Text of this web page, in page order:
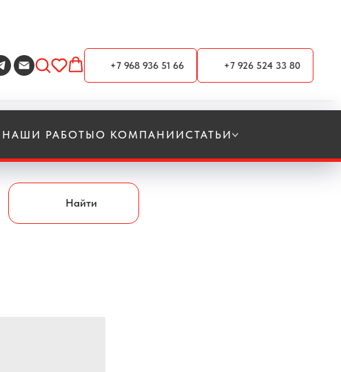
+7 968 936 51 66 +7 926 524 33 80
НАШИ РАБОТЫО КОМПАНИИСТАТЬИ
Найти